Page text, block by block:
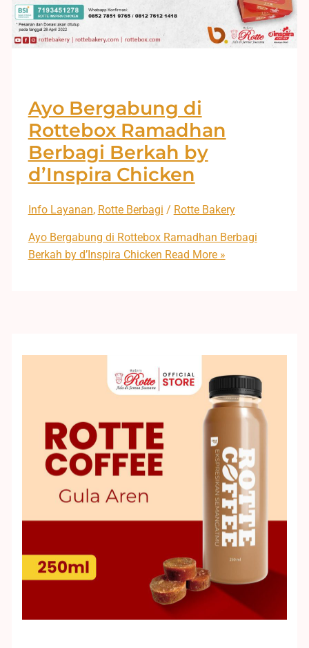
Ayo Bergabung di
Rottebox Ramadhan
Berbagi Berkah by
d’Inspira Chicken
Info Layanan, Rotte Berbagi / Rotte Bakery
Ayo Bergabung di Rottebox Ramadhan Berbagi
Berkah by d’Inspira Chicken Read More »